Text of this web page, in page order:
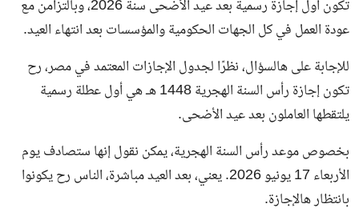
تكون أول إجازة رسمية بعد عيد الأضحى سنة 2026، وبالتزامن مع
عودة العمل في كل الجهات الحكومية والمؤسسات بعد انتهاء العيد.
للإجابة على هالسؤال، نظرًا لجدول الإجازات المعتمد في مصر، رح
تكون إجازة رأس السنة الهجرية 1448 هـ هي أول عطلة رسمية
يلتقطها العاملون بعد عيد الأضحى.
بخصوص موعد رأس السنة الهجرية، يمكن نقول إنها ستصادف يوم
الأربعاء 17 يونيو 2026. يعني، بعد العيد مباشرة، الناس رح يكونوا
بانتظار هالإجازة.